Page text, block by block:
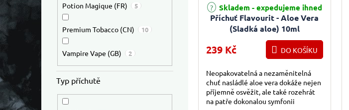
Typ příchutě
Potion Magique (FR) 5
Premium Tobacco (CN) 10
Vampire Vape (GB) 2
Příchuť Flavourit - Aloe Vera
(Sladká aloe) 10ml
Skladem - expedujeme ihned
239 Kč DO KOŠÍKU
Neopakovatelná a nezaměnitelná
chuť nasládlé aloe vera dokáže nejen
příjemně osvěžit, ale také rozehrát
na patře dokonalou symfonii